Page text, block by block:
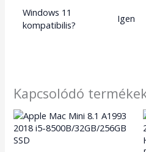
Windows 11
kompatibilis?
Igen
Kapcsolódó